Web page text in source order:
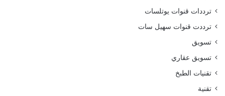
ترددات قنوات يوتلسات
ترددت قنوات سهيل سات
تسويق
تسويق عقاري
تقنيات الطبخ
تقنية